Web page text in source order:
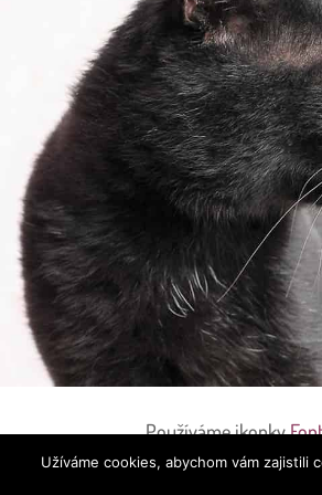
Používáme ikonky
údajů
Užíváme cookies, abychom vám